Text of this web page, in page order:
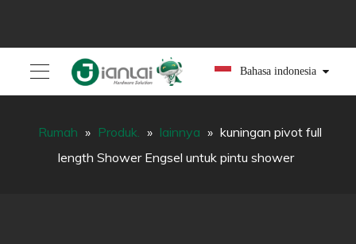
Bahasa indonesia
Rumah » Produk. » lainnya » kuningan pivot full
length Shower Engsel untuk pintu shower